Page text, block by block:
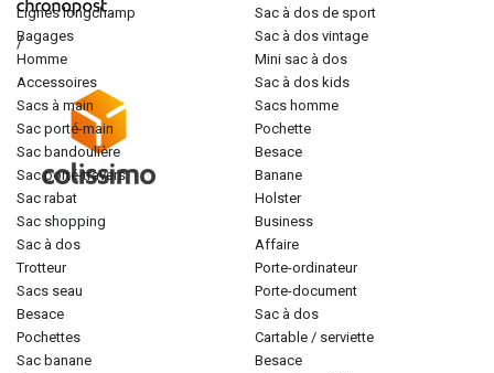
/
lignes longchamp
bagages
homme
accessoires
sacs à main
sac porté-main
sac bandoulière
sac porté-travers
sac rabat
sac shopping
sac à dos
trotteur
sacs seau
besace
pochettes
sac banane
sac à dos de sport
sac à dos vintage
mini sac à dos
sac à dos kids
sacs homme
pochette
besace
banane
holster
business
affaire
porte-ordinateur
porte-document
sac à dos
cartable / serviette
besace